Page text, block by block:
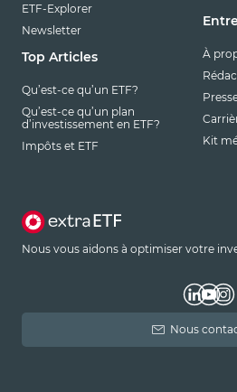
ETF-Explorer
Newsletter
Top Articles
Qu’est-ce qu’un ETF?
Qu’est-ce qu’un plan
d’investissement en ETF?
Impôts et ETF
À
Kit
Nous vous aidons à optimiser votre
Nous